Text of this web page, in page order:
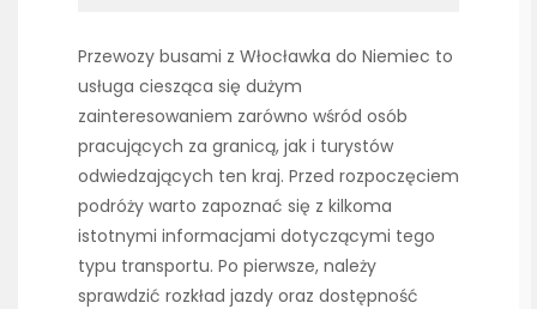
Przewozy busami z Włocławka do Niemiec to
usługa ciesząca się dużym
zainteresowaniem zarówno wśród osób
pracujących za granicą, jak i turystów
odwiedzających ten kraj. Przed rozpoczęciem
podróży warto zapoznać się z kilkoma
istotnymi informacjami dotyczącymi tego
typu transportu. Po pierwsze, należy
sprawdzić rozkład jazdy oraz dostępność